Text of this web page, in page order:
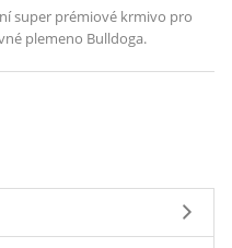
super prémiové krmivo pro
plemeno Bulldoga.